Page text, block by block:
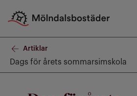
Artiklar
Dags för årets sommarsimskola